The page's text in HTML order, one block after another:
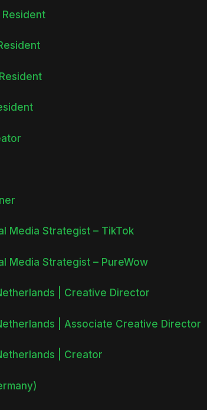
Media Strategist – TikTok
Media Strategist – PureWow
| Creative Director
| Associate Creative Director
| Creator